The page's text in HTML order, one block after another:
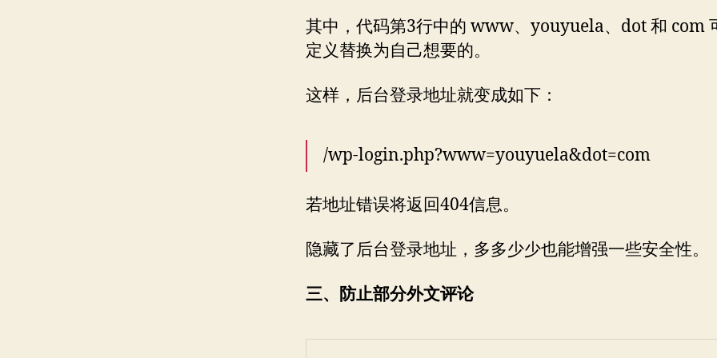
其中，代码第3行中的 www、youyuela、dot 和 com
定义替换为自己想要的。
这样，后台登录地址就变成如下：
/wp-login.php?www=youyuela&dot=com
若地址错误将返回404信息。
隐藏了后台登录地址，多多少少也能增强一些安全性。
三、防止部分外文评论